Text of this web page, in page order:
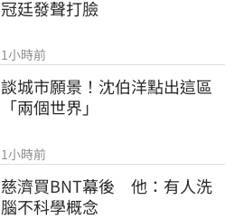
冠廷發聲打臉
1小時前
談城市願景！沈伯洋點出這區
「兩個世界」
1小時前
慈濟買BNT幕後　他：有人洗
腦不科學概念